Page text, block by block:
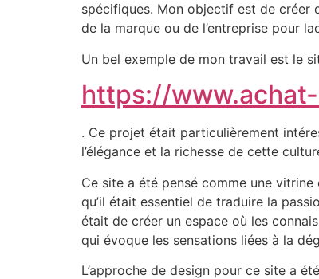
spécifiques. Mon objectif est de créer
de la marque ou de l’entreprise pour
Un bel exemple de mon travail est le
https://
. Ce projet était particulièrement
l’élégance et la richesse de cette
Ce site a été pensé comme une
qu’il était essentiel de traduire la
était de créer un espace où les
qui évoque les sensations liées à la
L’approche de design pour ce site a